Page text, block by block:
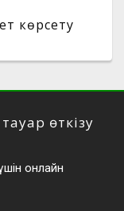
көрсету
өткізу
үшін онлайн